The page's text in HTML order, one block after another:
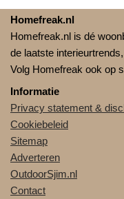
Homefreak.nl
Homefreak.nl is dé
de laatste
Volg Homefreak ook op
Informatie
Privacy statement &
Cookiebeleid
Sitemap
Adverteren
OutdoorSjim.nl
Contact